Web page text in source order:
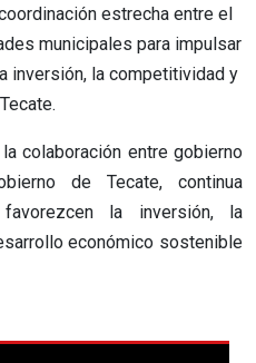
estrecha entre el
municipales para impulsar
inversión, la competitividad y
colaboración entre gobierno
de Tecate, continua
la inversión, la
económico sostenible